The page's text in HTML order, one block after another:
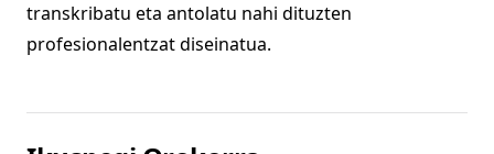
transkribatu eta antolatu nahi dituzten
profesionalentzat diseinatua.